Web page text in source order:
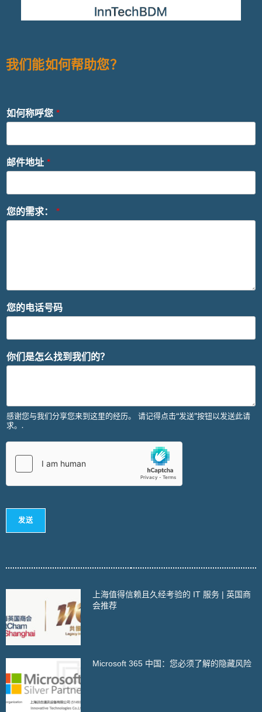
我们能如何帮助您？
如何称呼您 *
邮件地址 *
您的需求： *
您的电话号码
你们是怎么找到我们的？
感谢您与我们分享您来到这里的经历。 请记得点击“发送”按钮以发送此请
求。.
发送
上海值得信赖且久经考验的 IT 服务 | 英国商
会推荐
Microsoft 365 中国：您必须了解的隐藏风险